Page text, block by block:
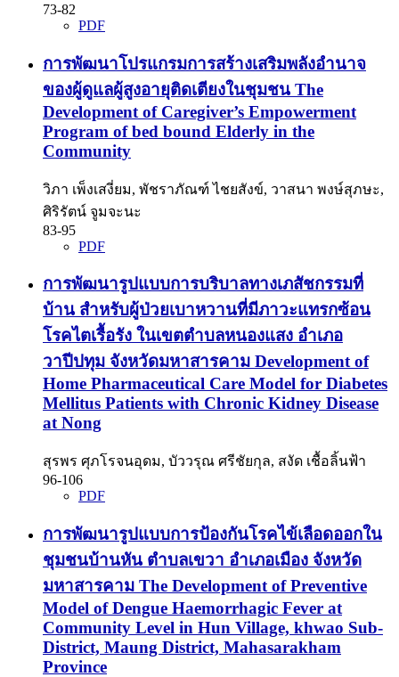
73-82
PDF
การพัฒนาโปรแกรมการสร้างเสริมพลังอำนาจ
ของผู้ดูแลผู้สูงอายุติดเตียงในชุมชน The
Development of Caregiver’s Empowerment
Program of bed bound Elderly in the
Community
วิภา เพ็งเสงี่ยม, พัชราภัณฑ์ ไชยสังข์, วาสนา พงษ์สุภษะ,
ศิริรัตน์ จูมจะนะ
83-95
PDF
การพัฒนารูปแบบการบริบาลทางเภสัชกรรมที่
บ้าน สำหรับผู้ป่วยเบาหวานที่มีภาวะแทรกซ้อน
โรคไตเรื้อรัง ในเขตตำบลหนองแสง อำเภอ
วาปีปทุม จังหวัดมหาสารคาม Development of
Home Pharmaceutical Care Model for Diabetes
Mellitus Patients with Chronic Kidney Disease
at Nong
สุรพร ศุภโรจนอุดม, บัววรุณ ศรีชัยกุล, สงัด เชื้อลิ้นฟ้า
96-106
PDF
การพัฒนารูปแบบการป้องกันโรคไข้เลือดออกใน
ชุมชนบ้านหัน ตำบลเขวา อำเภอเมือง จังหวัด
มหาสารคาม The Development of Preventive
Model of Dengue Haemorrhagic Fever at
Community Level in Hun Village, khwao Sub-
District, Maung District, Mahasarakham
Province